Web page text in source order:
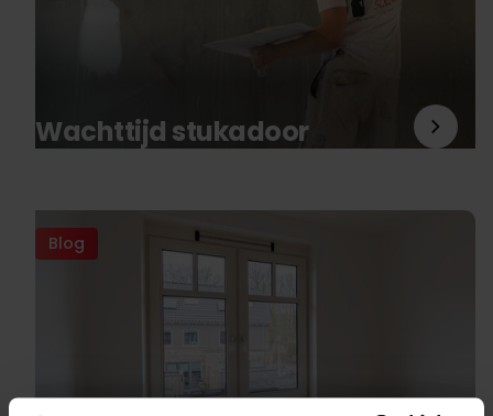
Wachttijd stukadoor
Blog